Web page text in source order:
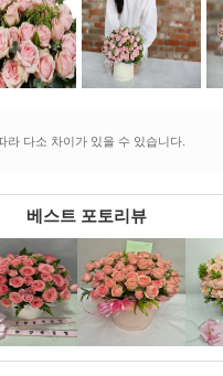
라 다소 차이가 있을 수 있습니다.
베스트 포토리뷰